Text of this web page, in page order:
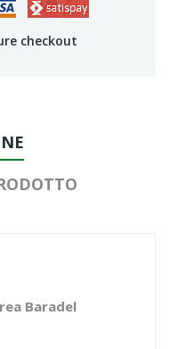
checkout
Baradel